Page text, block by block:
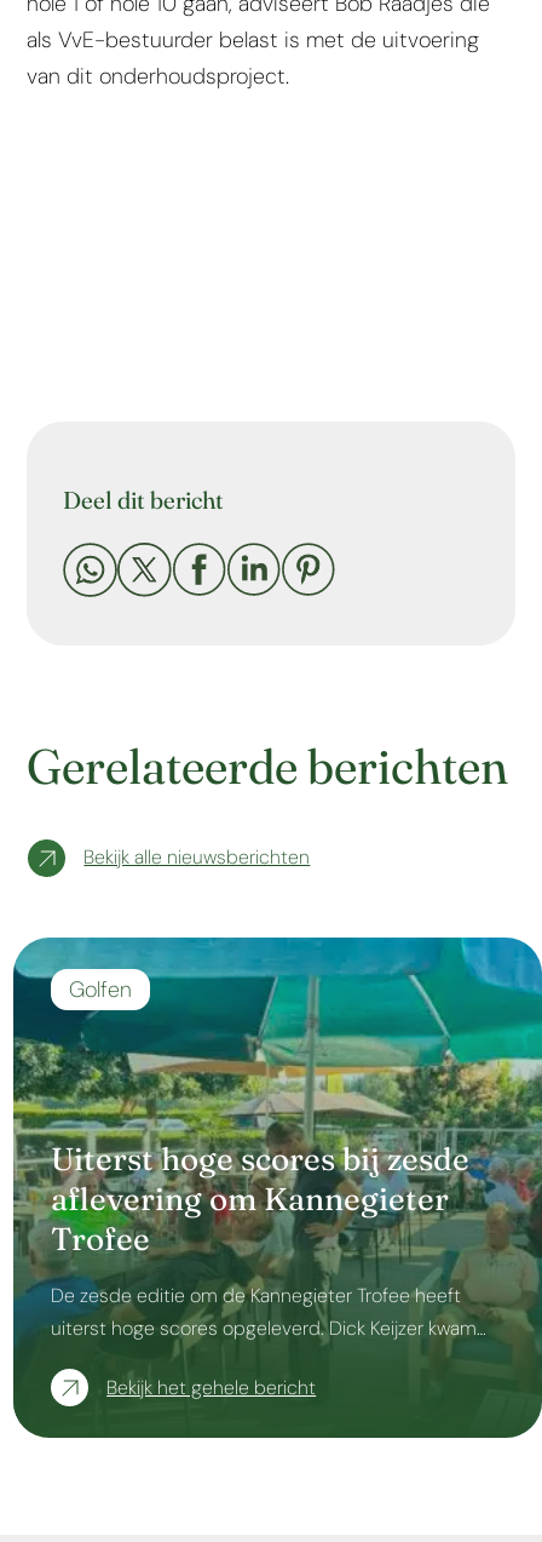
als VvE-bestuurder belast is met de uitvoering
van dit onderhoudsproject.
Deel dit bericht
    
Gerelateerde berichten
Bekijk alle nieuwsberichten
Uiterst hoge scores bij zesde
aflevering om Kannegieter
Trofee
Golfen
De zesde editie om de Kannegieter Trofee heeft
uiterst hoge scores opgeleverd. Dick Keijzer kwam…
Bekijk het gehele bericht